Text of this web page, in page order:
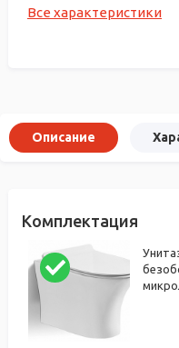
Все характеристики
Описание
Комплектация